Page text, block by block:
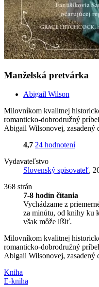
Manželská pretvárka
Abigail Wilson
Milovníkom kvalitnej
romanticko-dobrodružný
Abigail Wilsonovej, zasadený
4,7 24 hodnotení
Vydavateľstvo
Slovenský spisovateľ,
368 strán
7-8 hodín čítania
Vychádzame z
za minútu, od knihy ku
však môže líšiť.
Milovníkom kvalitnej
romanticko-dobrodružný
Abigail Wilsonovej, zasadený
Kniha
E-kniha